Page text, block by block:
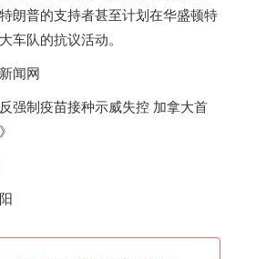
朗普的支持者甚至计划在华盛顿特
车队的抗议活动。
闻网
制疫苗接种示威失控 加拿大首